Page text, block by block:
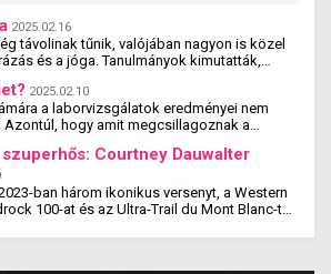
2025.02.16
távolinak tűnik, valójában nagyon is közel
és a jóga. Tanulmányok kimutatták,
2025.02.10
a laborvizsgálatok eredményei nem
hogy amit megcsillagoznak a
Courtney Dauwalter
ban három ikonikus versenyt, a Western
100-at és az Ultra-Trail du Mont Blanc-t